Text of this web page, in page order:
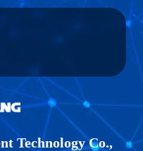
Technology Co.,